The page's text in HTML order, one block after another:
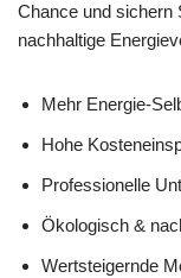
Chance und sichern
nachhaltige
Mehr Energie-
Hohe
Professionelle
Ökologisch &
Wertsteigernde